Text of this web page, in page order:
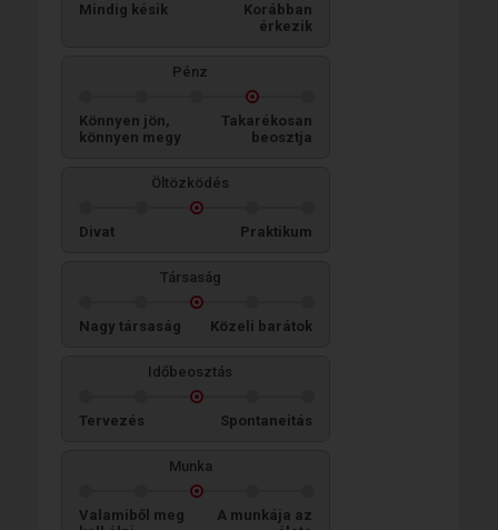
Mindig késik
Korábban
érkezik
Pénz
Könnyen jön,
könnyen megy
Takarékosan
beosztja
Öltözködés
Divat Praktikum
Társaság
Nagy társaság Közeli barátok
Időbeosztás
Tervezés Spontaneitás
Munka
Valamiből meg
A munkája az